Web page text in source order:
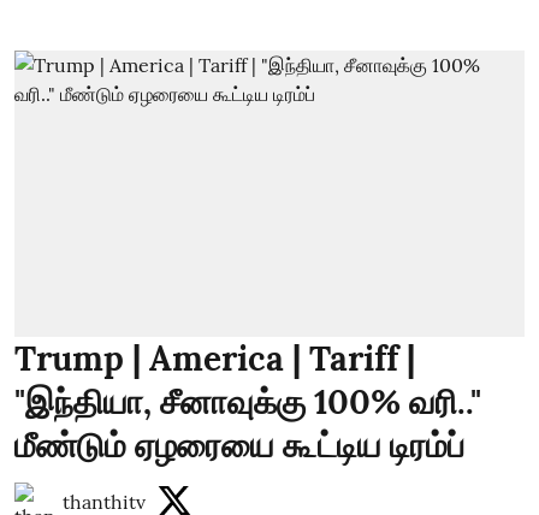
Trump | America | Tariff |
"இந்தியா, சீனாவுக்கு 100% வரி.."
மீண்டும் ஏழரையை கூட்டிய டிரம்ப்
thanthitv